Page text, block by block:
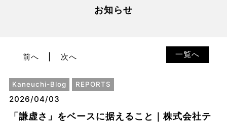
お知らせ
一覧へ
前へ 次へ
Kaneuchi-Blog REPORTS
2026/04/03
「謙虚さ」をベースに据えること｜株式会社テ